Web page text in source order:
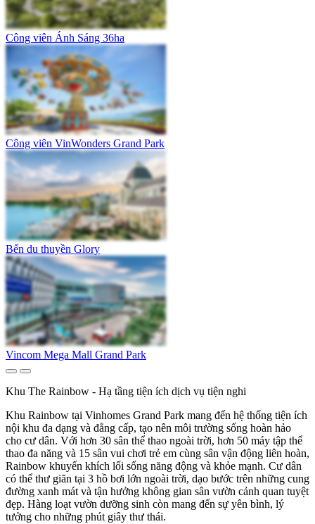
Công viên Ánh Sáng 36ha
Công viên VinWonders Grand Park
Bến du thuyền Glory
Vincom Mega Mall Grand Park
Khu The Rainbow - Hạ tầng tiện ích dịch vụ tiện nghi
Khu Rainbow tại Vinhomes Grand Park mang đến hệ thống tiện ích
nội khu đa dạng và đẳng cấp, tạo nên môi trường sống hoàn hảo
cho cư dân. Với hơn 30 sân thể thao ngoài trời, hơn 50 máy tập thể
thao đa năng và 15 sân vui chơi trẻ em cùng sân vận động liên hoàn,
Rainbow khuyến khích lối sống năng động và khỏe mạnh. Cư dân
có thể thư giãn tại 3 hồ bơi lớn ngoài trời, dạo bước trên những cung
đường xanh mát và tận hưởng không gian sân vườn cảnh quan tuyệt
đẹp. Hàng loạt vườn dưỡng sinh còn mang đến sự yên bình, lý
tưởng cho những phút giây thư thái.